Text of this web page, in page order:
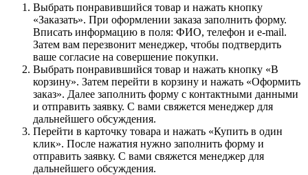
Выбрать понравившийся товар и нажать кнопку
«Заказать». При оформлении заказа заполнить форму.
Вписать информацию в поля: ФИО, телефон и e-mail.
Затем вам перезвонит менеджер, чтобы подтвердить
ваше согласие на совершение покупки.
Выбрать понравившийся товар и нажать кнопку «В
корзину». Затем перейти в корзину и нажать «Оформить
заказ». Далее заполнить форму с контактными данными
и отправить заявку. С вами свяжется менеджер для
дальнейшего обсуждения.
Перейти в карточку товара и нажать «Купить в один
клик». После нажатия нужно заполнить форму и
отправить заявку. С вами свяжется менеджер для
дальнейшего обсуждения.